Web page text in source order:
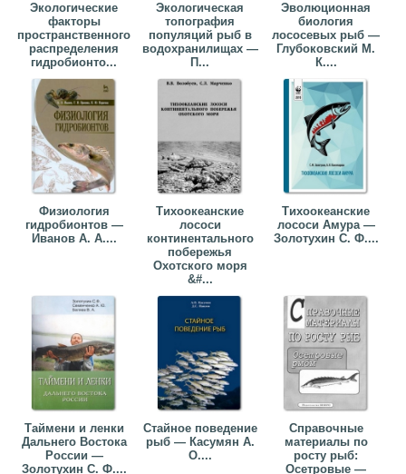
Экологические
факторы
пространственного
распределения
гидробионто...
Экологическая
топография
популяций рыб в
водохранилищах —
П...
Эволюционная
биология
лососевых рыб —
Глубоковский М.
К....
Физиология
гидробионтов —
Иванов А. А....
Тихоокеанские
лососи
континентального
побережья
Охотского моря
&#...
Тихоокеанские
лососи Амура —
Золотухин С. Ф....
Таймени и ленки
Дальнего Востока
России —
Золотухин С. Ф....
Стайное поведение
рыб — Касумян А.
О....
Справочные
материалы по
росту рыб:
Осетровые —